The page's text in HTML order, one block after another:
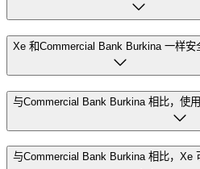
Xe 和Commercial Bank Burkina 一样安
与Commercial Bank Burkina 相比，使
与Commercial Bank Burkina 相比，Xe